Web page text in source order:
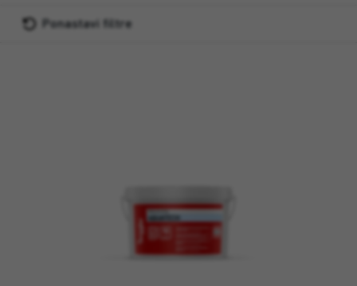
Ponastavi filtre